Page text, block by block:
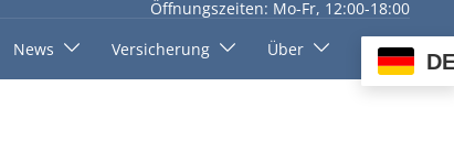
Öffnungszeiten: Mo-Fr, 12:00-18:00
News Versicherung Über